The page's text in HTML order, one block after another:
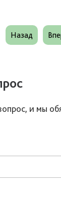
Назад
и мы